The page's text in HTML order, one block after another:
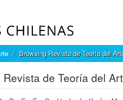
Browsing Revista de Teoría del
Revista de Teoría del